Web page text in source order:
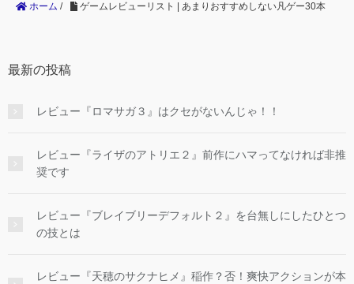
ホーム / ゲームレビューリスト | あまりおすすめしない凡ゲー30本
最新の投稿
レビュー『ロマサガ３』はクセがないんじゃ！！
レビュー『ライザのアトリエ２』前作にハマってなければ非推
奨です
レビュー『ブレイブリーデフォルト２』を台無しにしたひとつ
の技とは
レビュー『天穂のサクナヒメ』稲作？否！爽快アクションが本